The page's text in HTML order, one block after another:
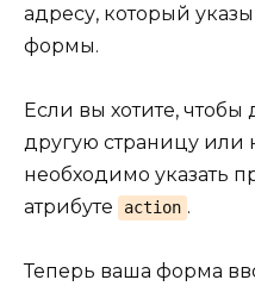
адресу, который
формы.
Если вы хотите,
другую страницу или
необходимо указать
атрибуте
action .
Теперь ваша форма